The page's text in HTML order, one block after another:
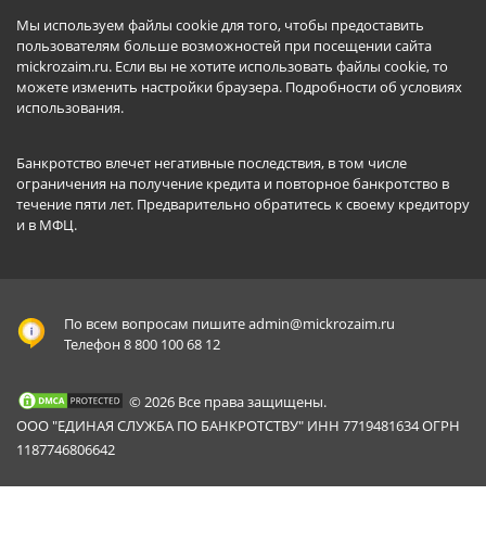
Мы используем файлы cookie для того, чтобы предоставить
пользователям больше возможностей при посещении сайта
mickrozaim.ru. Если вы не хотите использовать файлы cookie, то
можете изменить настройки браузера. Подробности об условиях
использования.
Банкротство влечет негативные последствия, в том числе
ограничения на получение кредита и повторное банкротство в
течение пяти лет. Предварительно обратитесь к своему кредитору
и в МФЦ.
По всем вопросам пишитеadmin@mickrozaim.ru
Телефон 8 800 100 68 12
© 2026 Все права защищены.
ООО "ЕДИНАЯ СЛУЖБА ПО БАНКРОТСТВУ" ИНН 7719481634 ОГРН
1187746806642